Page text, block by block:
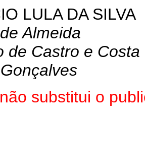
LULA DA SILVA
Almeida
de Castro e Costa
substitui o